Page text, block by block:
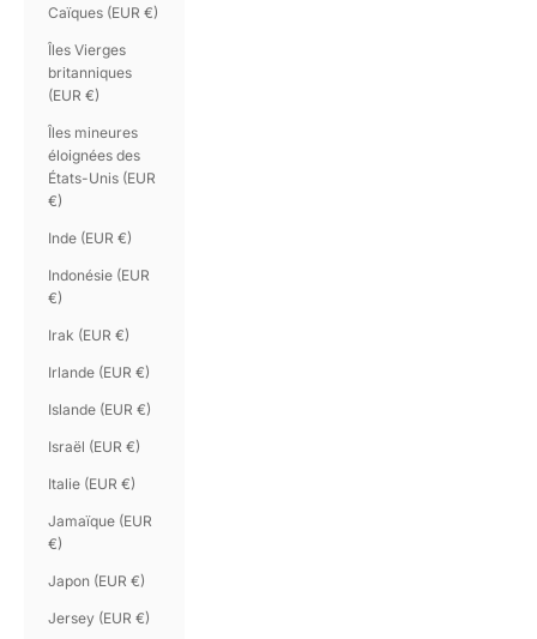
Caïques (EUR €)
Îles Vierges
britanniques
(EUR €)
Îles mineures
éloignées des
États-Unis (EUR
€)
Inde (EUR €)
Indonésie (EUR
€)
Irak (EUR €)
Irlande (EUR €)
Islande (EUR €)
Israël (EUR €)
Italie (EUR €)
Jamaïque (EUR
€)
Japon (EUR €)
Jersey (EUR €)